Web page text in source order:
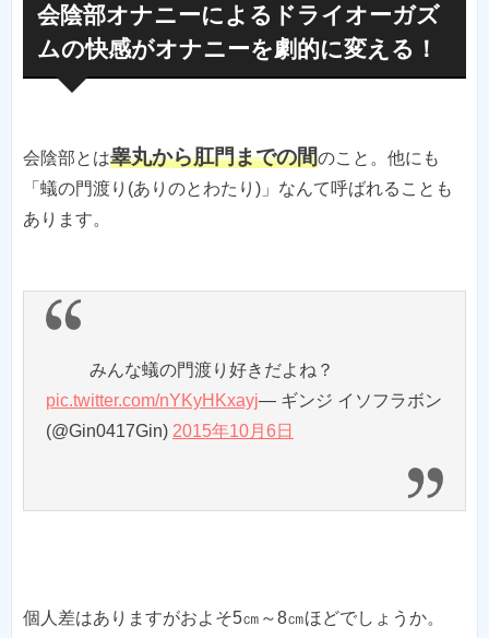
会陰部オナニーによるドライオーガズ
ムの快感がオナニーを劇的に変える！
会陰部とは睾丸から肛門までの間のこと。他にも
「蟻の門渡り(ありのとわたり)」なんて呼ばれることも
あります。
みんな蟻の門渡り好きだよね？
pic.twitter.com/nYKyHKxayj— ギンジ イソフラボン
(@Gin0417Gin) 2015年10月6日
個人差はありますがおよそ5㎝～8㎝ほどでしょうか。